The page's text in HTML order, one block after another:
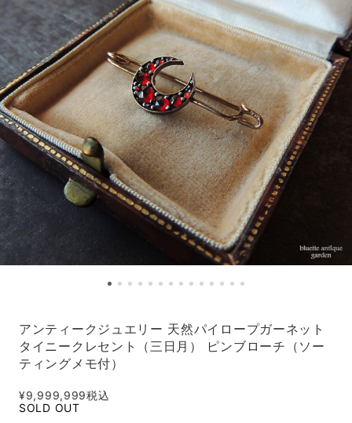
アンティークジュエリー 天然パイロープガーネット
タイニークレセント（三日月） ピンブローチ（ソー
ティングメモ付）
¥9,999,999税込
SOLD OUT